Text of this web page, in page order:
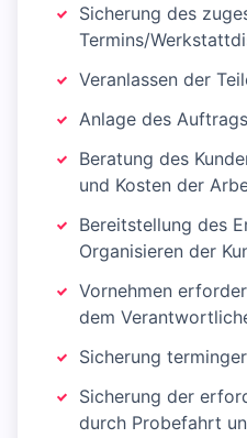
Sicherung des
Termins/
Veranlassen der
Anlage des
Beratung des
und Kosten der
Bereitstellung des
Organisieren der
Vornehmen
dem
Sicherung
Sicherung der
durch Probefahrt